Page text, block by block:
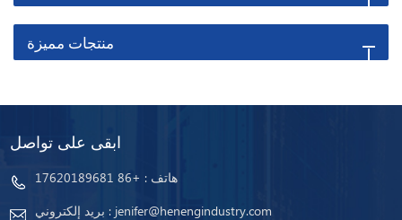
منتجات مميزة
ابقى على تواصل
هاتف : +86 17620189681
بريد إلكتروني : jenifer@henengindustry.com